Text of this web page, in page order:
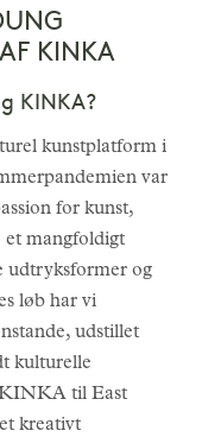
KINKA
KINKA?
kunstplatform i
var
for kunst,
et mangfoldigt
udtryksformer og
løb har vi
udstillet
kulturelle
til East
kreativt